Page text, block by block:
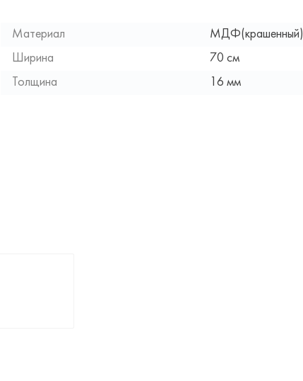
Материал
МДФ(крашенный)
Ширина
70 см
Толщина
16 мм